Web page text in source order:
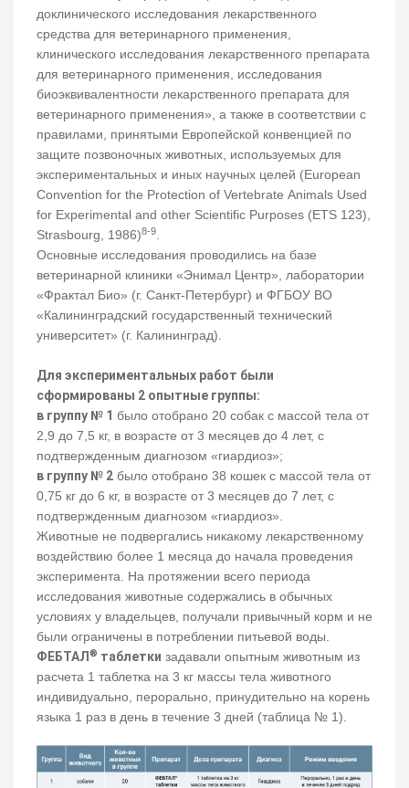
доклинического исследования лекарственного
средства для ветеринарного применения,
клинического исследования лекарственного препарата
для ветеринарного применения, исследования
биоэквивалентности лекарственного препарата для
ветеринарного применения», а также в соответствии с
правилами, принятыми Европейской конвенцией по
защите позвоночных животных, используемых для
экспериментальных и иных научных целей (European
Convention for the Protection of Vertebrate Animals Used
for Experimental and other Scientific Purposes (ETS 123),
Strasbourg, 1986)8-9.
Основные исследования проводились на базе
ветеринарной клиники «Энимал Центр», лаборатории
«Фрактал Био» (г. Санкт-Петербург) и ФГБОУ ВО
«Калининградский государственный технический
университет» (г. Калининград).
Для экспериментальных работ были
сформированы 2 опытные группы:
в группу № 1 было отобрано 20 собак с массой тела от
2,9 до 7,5 кг, в возрасте от 3 месяцев до 4 лет, с
подтвержденным диагнозом «гиардиоз»;
в группу № 2 было отобрано 38 кошек с массой тела от
0,75 кг до 6 кг, в возрасте от 3 месяцев до 7 лет, с
подтвержденным диагнозом «гиардиоз».
Животные не подвергались никакому лекарственному
воздействию более 1 месяца до начала проведения
эксперимента. На протяжении всего периода
исследования животные содержались в обычных
условиях у владельцев, получали привычный корм и не
были ограничены в потреблении питьевой воды.
ФЕБТАЛ ® таблетки задавали опытным животным из
расчета 1 таблетка на 3 кг массы тела животного
индивидуально, перорально, принудительно на корень
языка 1 раз в день в течение 3 дней (таблица № 1).